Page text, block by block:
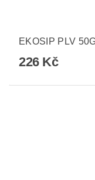
EKOSIP PLV
226 Kč